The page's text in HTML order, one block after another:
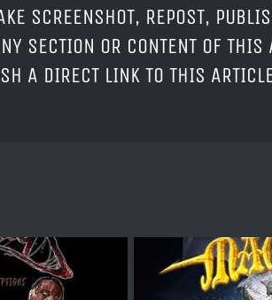
SCREENSHOT, REPOST,
SECTION OR CONTENT OF
A DIRECT LINK TO THIS